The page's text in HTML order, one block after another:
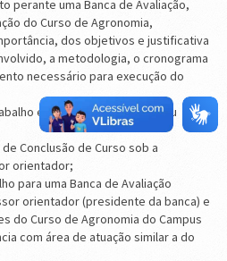
perante uma Banca de Avaliação,
do Curso de Agronomia,
dos objetivos e justificativa
a metodologia, o cronograma
necessário para execução do
em nível de laboratório ou
Conclusão de Curso sob a
orientador;
para uma Banca de Avaliação
orientador (presidente da banca) e
do Curso de Agronomia do Campus
com área de atuação similar a do